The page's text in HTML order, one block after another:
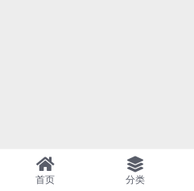
首页 分类